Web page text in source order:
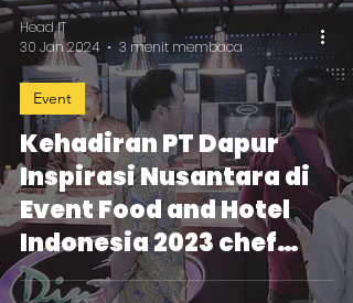
Kehadiran PT Dapur
Inspirasi Nusantara di
Event Food and Hotel
Indonesia 2023 chef
masak makanan enak!
Event
Head IT
30 Jan 2024
3 menit membaca